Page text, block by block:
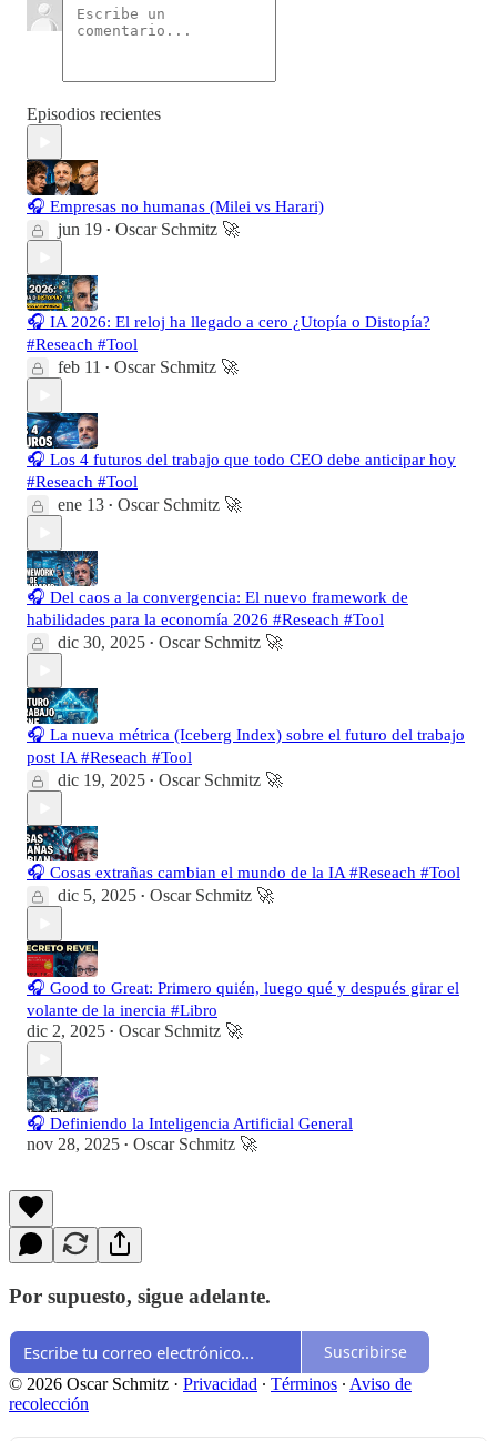
Episodios recientes
🎧 Empresas no humanas (Milei vs Harari)
jun 19 • Oscar Schmitz 🚀
🎧 IA 2026: El reloj ha llegado a cero ¿Utopía o Distopía?
#Reseach #Tool
feb 11 • Oscar Schmitz 🚀
🎧 Los 4 futuros del trabajo que todo CEO debe anticipar hoy
#Reseach #Tool
ene 13 • Oscar Schmitz 🚀
🎧 Del caos a la convergencia: El nuevo framework de
habilidades para la economía 2026 #Reseach #Tool
dic 30, 2025 • Oscar Schmitz 🚀
🎧 La nueva métrica (Iceberg Index) sobre el futuro del trabajo
post IA #Reseach #Tool
dic 19, 2025 • Oscar Schmitz 🚀
🎧 Cosas extrañas cambian el mundo de la IA #Reseach #Tool
dic 5, 2025 • Oscar Schmitz 🚀
🎧 Good to Great: Primero quién, luego qué y después girar el
volante de la inercia #Libro
dic 2, 2025 • Oscar Schmitz 🚀
🎧 Definiendo la Inteligencia Artificial General
nov 28, 2025 • Oscar Schmitz 🚀
Por supuesto, sigue adelante.
Suscribirse
© 2026 Oscar Schmitz · Privacidad ∙ Términos ∙ Aviso de
recolección